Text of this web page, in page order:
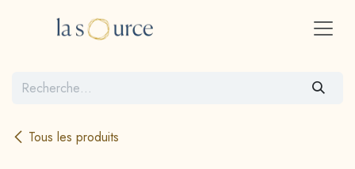
Tous les produits